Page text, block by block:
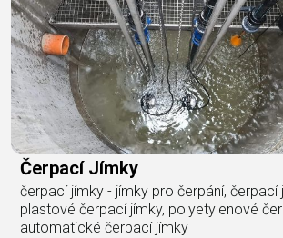
Čerpací Jímky
čerpací jímky - jímky pro čerpání, čerpací
plastové čerpací jímky, polyetylenové
automatické čerpací jímky